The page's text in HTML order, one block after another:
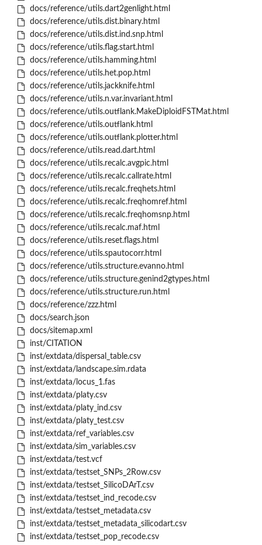
docs/reference/utils.dart2genlight.html
docs/reference/utils.dist.binary.html
docs/reference/utils.dist.ind.snp.html
docs/reference/utils.flag.start.html
docs/reference/utils.hamming.html
docs/reference/utils.het.pop.html
docs/reference/utils.jackknife.html
docs/reference/utils.n.var.invariant.html
docs/reference/utils.outflank.MakeDiploidFSTMat.html
docs/reference/utils.outflank.html
docs/reference/utils.outflank.plotter.html
docs/reference/utils.read.dart.html
docs/reference/utils.recalc.avgpic.html
docs/reference/utils.recalc.callrate.html
docs/reference/utils.recalc.freqhets.html
docs/reference/utils.recalc.freqhomref.html
docs/reference/utils.recalc.freqhomsnp.html
docs/reference/utils.recalc.maf.html
docs/reference/utils.reset.flags.html
docs/reference/utils.spautocorr.html
docs/reference/utils.structure.evanno.html
docs/reference/utils.structure.genind2gtypes.html
docs/reference/utils.structure.run.html
docs/reference/zzz.html
docs/search.json
docs/sitemap.xml
inst/CITATION
inst/extdata/dispersal_table.csv
inst/extdata/landscape.sim.rdata
inst/extdata/locus_1.fas
inst/extdata/platy.csv
inst/extdata/platy_ind.csv
inst/extdata/platy_test.csv
inst/extdata/ref_variables.csv
inst/extdata/sim_variables.csv
inst/extdata/test.vcf
inst/extdata/testset_SNPs_2Row.csv
inst/extdata/testset_SilicoDArT.csv
inst/extdata/testset_ind_recode.csv
inst/extdata/testset_metadata.csv
inst/extdata/testset_metadata_silicodart.csv
inst/extdata/testset_pop_recode.csv